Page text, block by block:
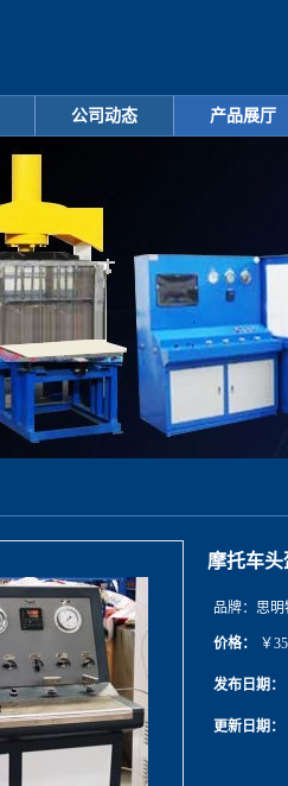
公司动态 产品展厅
摩托车
品牌： 思明
价格： ￥
发布日期：
更新日期：